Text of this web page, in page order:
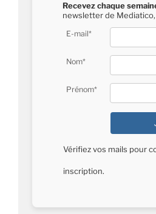
Recevez chaque
newsletter de Mediatico,
E-mail*
Nom*
Prénom*
Vérifiez vos mails pour
inscription.